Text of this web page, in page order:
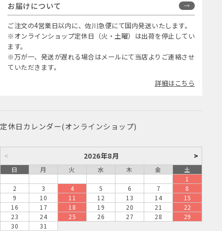
お届けについて
ご注文の4営業日以内に、佐川急便にて国内発送いたします。
※オンラインショップ定休日（火・土曜）は出荷を停止してい
ます。
※万が一、発送が遅れる場合はメールにて当店よりご連絡させ
ていただきます。
詳細はこちら
定休日カレンダー(オンラインショップ)
< 2026年8月 >
日 月 火 水 木 金
土
1
2
3 4 5 6 7
8
9
10 11 12 13 14
15
16
17 18 19 20 21
22
23
24 25 26 27 28
29
30
31